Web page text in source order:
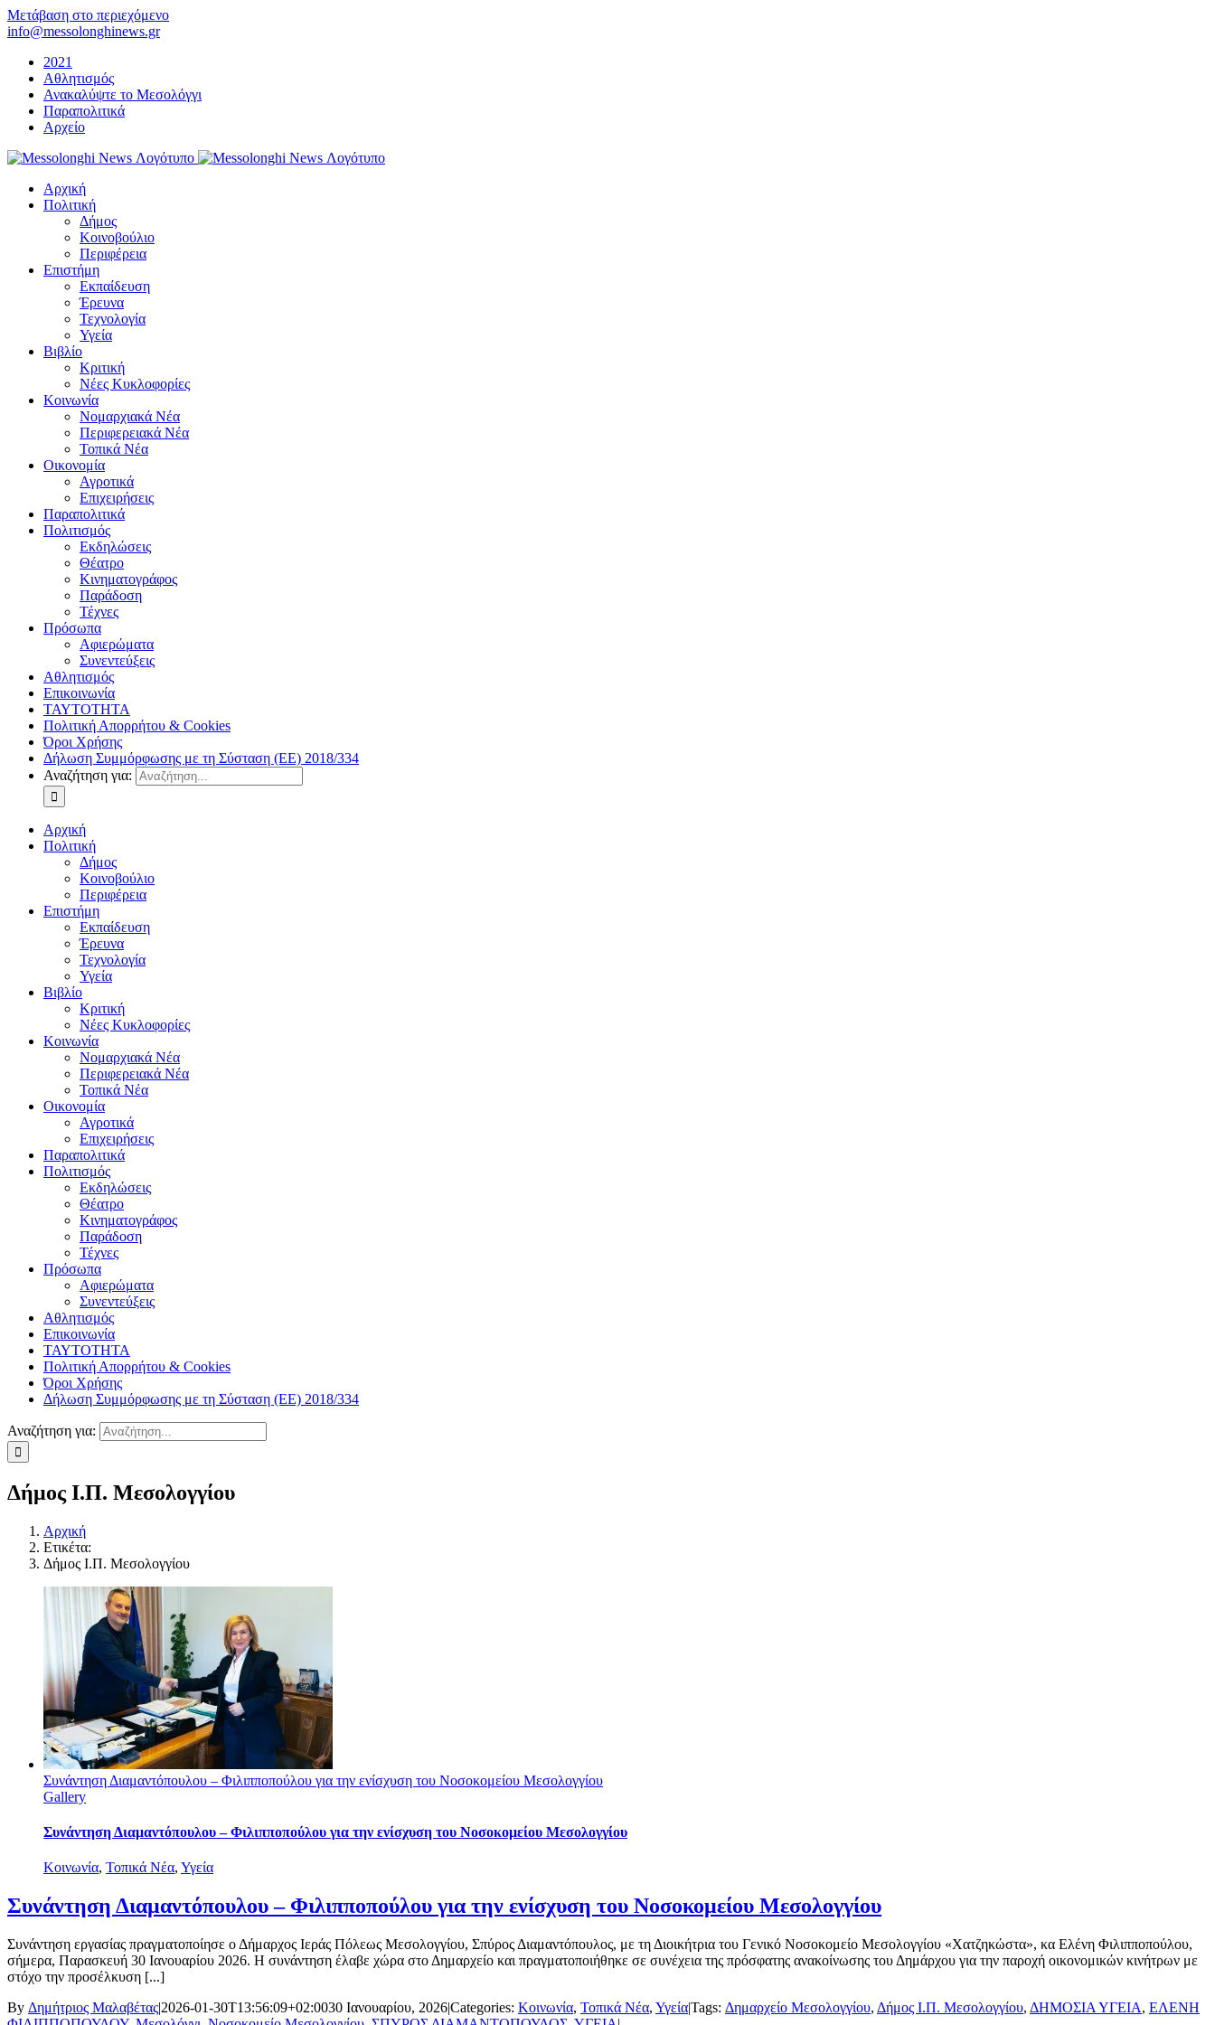
Μετάβαση στο περιεχόμενο
info@messolonghinews.gr
2021
Αθλητισμός
Ανακαλύψτε το Μεσολόγγι
Παραπολιτικά
Αρχείο
Αρχική
Πολιτική
Δήμος
Κοινοβούλιο
Περιφέρεια
Επιστήμη
Εκπαίδευση
Έρευνα
Τεχνολογία
Υγεία
Βιβλίο
Κριτική
Νέες Κυκλοφορίες
Κοινωνία
Νομαρχιακά Νέα
Περιφερειακά Νέα
Τοπικά Νέα
Οικονομία
Αγροτικά
Επιχειρήσεις
Παραπολιτικά
Πολιτισμός
Εκδηλώσεις
Θέατρο
Κινηματογράφος
Παράδοση
Τέχνες
Πρόσωπα
Αφιερώματα
Συνεντεύξεις
Αθλητισμός
Επικοινωνία
ΤΑΥΤΟΤΗΤΑ
Πολιτική Απορρήτου & Cookies
Όροι Χρήσης
Δήλωση Συμμόρφωσης με τη Σύσταση (ΕΕ) 2018/334
Αναζήτηση για:
Αρχική
Πολιτική
Δήμος
Κοινοβούλιο
Περιφέρεια
Επιστήμη
Εκπαίδευση
Έρευνα
Τεχνολογία
Υγεία
Βιβλίο
Κριτική
Νέες Κυκλοφορίες
Κοινωνία
Νομαρχιακά Νέα
Περιφερειακά Νέα
Τοπικά Νέα
Οικονομία
Αγροτικά
Επιχειρήσεις
Παραπολιτικά
Πολιτισμός
Εκδηλώσεις
Θέατρο
Κινηματογράφος
Παράδοση
Τέχνες
Πρόσωπα
Αφιερώματα
Συνεντεύξεις
Αθλητισμός
Επικοινωνία
ΤΑΥΤΟΤΗΤΑ
Πολιτική Απορρήτου & Cookies
Όροι Χρήσης
Δήλωση Συμμόρφωσης με τη Σύσταση (ΕΕ) 2018/334
Αναζήτηση για:
Δήμος Ι.Π. Μεσολογγίου
Αρχική
Ετικέτα:
Δήμος Ι.Π. Μεσολογγίου
Συνάντηση Διαμαντόπουλου – Φιλιπποπούλου για την ενίσχυση του Νοσοκομείου Μεσολογγίου
Gallery
Συνάντηση Διαμαντόπουλου – Φιλιπποπούλου για την ενίσχυση του Νοσοκομείου Μεσολογγίου
Κοινωνία, Τοπικά Νέα, Υγεία
Συνάντηση Διαμαντόπουλου – Φιλιπποπούλου για την ενίσχυση του Νοσοκομείου Μεσολογγίου
Συνάντηση εργασίας πραγματοποίησε ο Δήμαρχος Ιεράς Πόλεως Μεσολογγίου, Σπύρος Διαμαντόπουλος, με τη Διοικήτρια του Γενικό Νοσοκομείο Μεσολογγίου «Χατζηκώστα», κα Ελένη Φιλιπποπούλου,
σήμερα, Παρασκευή 30 Ιανουαρίου 2026. Η συνάντηση έλαβε χώρα στο Δημαρχείο και πραγματοποιήθηκε σε συνέχεια της πρόσφατης ανακοίνωσης του Δημάρχου για την παροχή οικονομικών κινήτρων με
στόχο την προσέλκυση [...]
By Δημήτριος Μαλαβέτας|2026-01-30T13:56:09+02:0030 Ιανουαρίου, 2026|Categories: Κοινωνία, Τοπικά Νέα, Υγεία|Tags: Δημαρχείο Μεσολογγίου, Δήμος Ι.Π. Μεσολογγίου, ΔΗΜΟΣΙΑ ΥΓΕΙΑ, ΕΛΕΝΗ